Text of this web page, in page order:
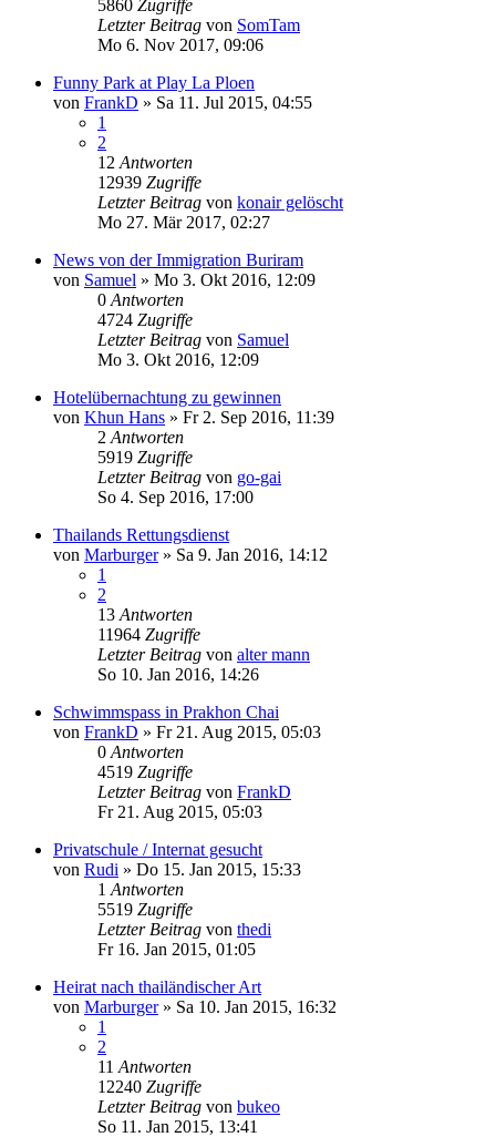
5860 Zugriffe
Letzter Beitrag von SomTam
Mo 6. Nov 2017, 09:06
Funny Park at Play La Ploen
von FrankD » Sa 11. Jul 2015, 04:55
1
2
12 Antworten
12939 Zugriffe
Letzter Beitrag von konair gelöscht
Mo 27. Mär 2017, 02:27
News von der Immigration Buriram
von Samuel » Mo 3. Okt 2016, 12:09
0 Antworten
4724 Zugriffe
Letzter Beitrag von Samuel
Mo 3. Okt 2016, 12:09
Hotelübernachtung zu gewinnen
von Khun Hans » Fr 2. Sep 2016, 11:39
2 Antworten
5919 Zugriffe
Letzter Beitrag von go-gai
So 4. Sep 2016, 17:00
Thailands Rettungsdienst
von Marburger» Sa 9. Jan 2016, 14:12
1
2
13 Antworten
11964 Zugriffe
Letzter Beitrag von alter mann
So 10. Jan 2016, 14:26
Schwimmspass in Prakhon Chai
von FrankD » Fr 21. Aug 2015, 05:03
0 Antworten
4519 Zugriffe
Letzter Beitrag von FrankD
Fr 21. Aug 2015, 05:03
Privatschule / Internat gesucht
von Rudi » Do 15. Jan 2015, 15:33
1 Antworten
5519 Zugriffe
Letzter Beitrag von thedi
Fr 16. Jan 2015, 01:05
Heirat nach thailändischer Art
von Marburger» Sa 10. Jan 2015, 16:32
1
2
11 Antworten
12240 Zugriffe
Letzter Beitrag von bukeo
So 11. Jan 2015, 13:41